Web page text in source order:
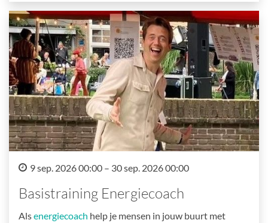
9 sep. 2026 00:00 – 30 sep. 2026 00:00
Basistraining Energiecoach
Alsenergiecoach help je mensen in jouw buurt met